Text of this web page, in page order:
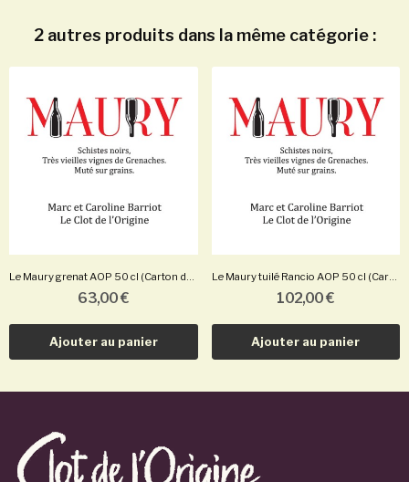
2 autres produits dans la même catégorie :
63,00 €
Ajouter au panier
Le Maury tuilé Rancio AOP 50 cl (Carton de 3...
102,00 €
Ajouter au panier